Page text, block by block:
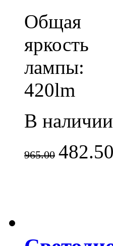
Общая
яркость
лампы:
420lm
В наличии
965.00 482.50